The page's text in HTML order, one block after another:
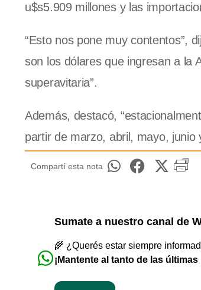
u$s5.909 millones y las
“Esto nos pone muy contentos”,
son los dólares que ingresan a la
superavitaria”.
Además, destacó,
partir de marzo, abril, mayo, junio
Compartí esta nota
Sumate a nuestro canal de
🌾 ¿Querés estar siempre
¡Mantente al tanto de las